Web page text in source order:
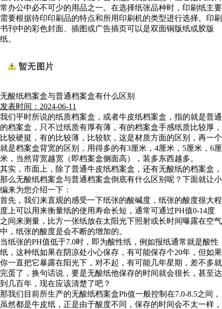
常办公中必不可少的用品之一。在选择纸张品种时，印刷纸主要
需要根据待印印刷品的特点和所用印刷机的类型进行选择。印刷
书刊中的彩色封面、插图或广告插页可以是双面铜版纸或胶版
纸。
无酸纸档案盒与普通档案盒有什么区别
发表时间：2024-06-11
我们平时所说的纸质档案盒，或者牛皮纸档案盒，指的就是普通
的档案盒，只不过纸质有厚有薄，有的档案盒手感纸质比较厚，
比较硬挺，有的比较薄，比较软，这是材质方面的区别，再一个
就是档案盒背宽的区别，用得多的有3厘米，4厘米，5厘米，6厘
米，当然背宽越宽（即档案盒侧面高），装多东西越多。
其实，市面上，除了普通牛皮纸档案盒，还有无酸纸的档案盒，
那么无酸纸档案盒与普通档案盒倒底有什么区别呢？下面就让小
编来为您介绍一下：
首先，我们来直观的感受一下纸张的酸碱度，纸张的酸度很大程
度上可以用来衡量纸的使用寿命长短，通常可通过PH值0-14度
之间来测量，比方一张纸放在太阳光下照射或长时间曝露在空气
中，纸张的酸度是会不断的增加的。
当纸张的PH值低于7.0时，即为酸性纸，例如报纸通常就是酸性
纸，这种纸如果在阴凉处小心保存，有可能保存个20年，但如果
你一直把它暴露在阳光下，对不起，有可能几年星期，差不多就
完蛋了，换句话说，要是无酸纸他保存的时间就会很长，甚至达
到几百年，现在应该清楚了吧？
那我们目前所生产的无酸纸档案盒Ph值一般控制在7.0-8.5之间，
虽然都是牛皮纸，正是由于酸度不同，保存的时间会不太一样，